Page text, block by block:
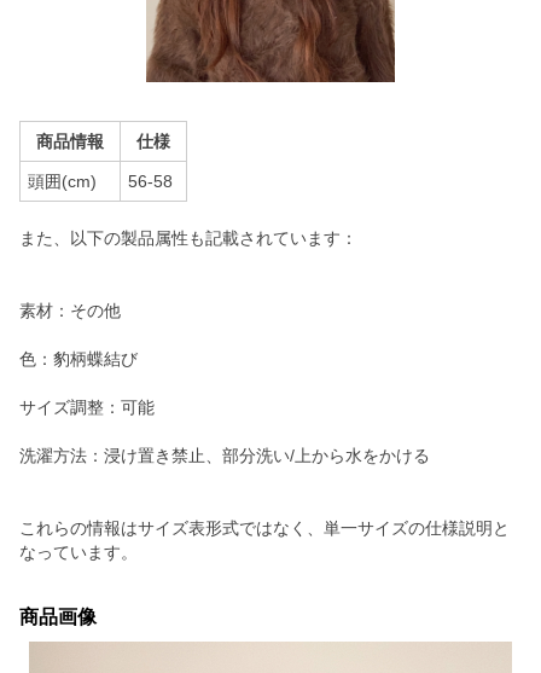
商品情報 仕様
頭囲(cm) 56-58
また、以下の製品属性も記載されています：
素材：その他
色：豹柄蝶結び
サイズ調整：可能
洗濯方法：浸け置き禁止、部分洗い/上から水をかける
これらの情報はサイズ表形式ではなく、単一サイズの仕様説明と
なっています。
商品画像